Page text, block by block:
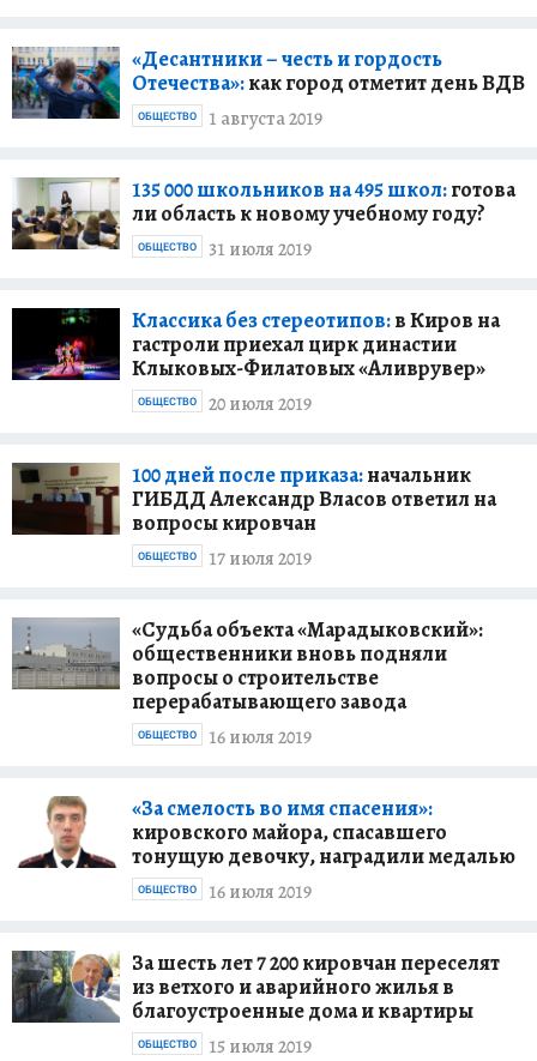
«Десантники – честь и гордость
Отечества»:как город отметит день ВДВ
1 августа 2019
ОБЩЕСТВО
135 000 школьников на 495 школ:готова
ли область к новому учебному году?
31 июля 2019
ОБЩЕСТВО
Классика без стереотипов:в Киров на
гастроли приехал цирк династии
Клыковых-Филатовых «Аливрувер»
20 июля 2019
ОБЩЕСТВО
100 дней после приказа:начальник
ГИБДД Александр Власов ответил на
вопросы кировчан
17 июля 2019
ОБЩЕСТВО
«Судьба объекта «Марадыковский»:
общественники вновь подняли
вопросы о строительстве
перерабатывающего завода
16 июля 2019
ОБЩЕСТВО
«За смелость во имя спасения»:
кировского майора, спасавшего
тонущую девочку, наградили медалью
16 июля 2019
ОБЩЕСТВО
За шесть лет 7 200 кировчан переселят
из ветхого и аварийного жилья в
благоустроенные дома и квартиры
15 июля 2019
ОБЩЕСТВО